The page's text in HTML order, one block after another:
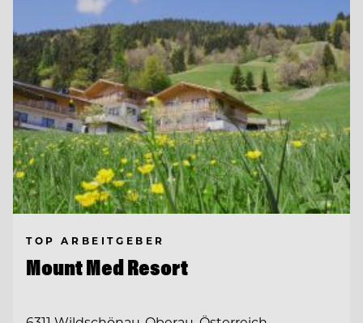
TOP ARBEITGEBER
Mount Med Resort